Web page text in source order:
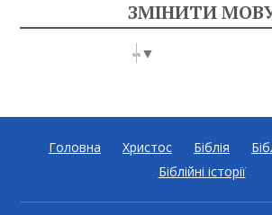
ЗМІНИТИ
Select Language ▼
Головна Христос Біблія
Біблійні історії